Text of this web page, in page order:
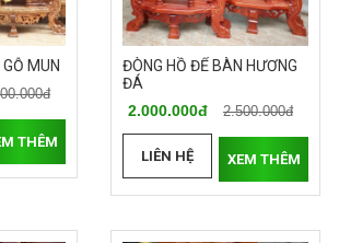
MUN
THÊM
ĐÒNG HỒ ĐỂ BÀN HƯƠNG
ĐÁ
2.000.000đ
2.500.000đ
LIÊN HỆ XEM THÊM